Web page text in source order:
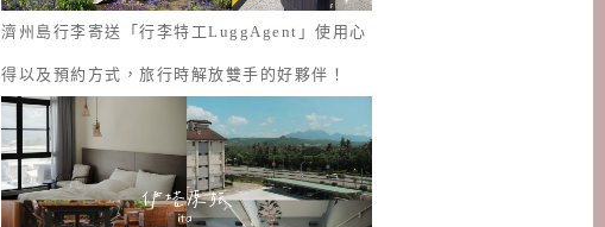
濟州島行李寄送「行李特工LuggAgent」使用心
得以及預約方式，旅行時解放雙手的好夥伴！